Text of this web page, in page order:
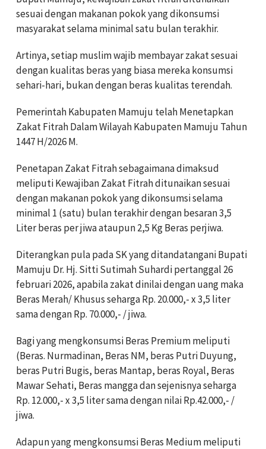
sesuai dengan makanan pokok yang dikonsumsi
masyarakat selama minimal satu bulan terakhir.
Artinya, setiap muslim wajib membayar zakat sesuai
dengan kualitas beras yang biasa mereka konsumsi
sehari-hari, bukan dengan beras kualitas terendah.
Pemerintah Kabupaten Mamuju telah Menetapkan
Zakat Fitrah Dalam Wilayah Kabupaten Mamuju Tahun
1447 H/2026 M.
Penetapan Zakat Fitrah sebagaimana dimaksud
meliputi Kewajiban Zakat Fitrah ditunaikan sesuai
dengan makanan pokok yang dikonsumsi selama
minimal 1 (satu) bulan terakhir dengan besaran 3,5
Liter beras per jiwa ataupun 2,5 Kg Beras perjiwa.
Diterangkan pula pada SK yang ditandatangani Bupati
Mamuju Dr. Hj. Sitti Sutimah Suhardi pertanggal 26
februari 2026, apabila zakat dinilai dengan uang maka
Beras Merah/ Khusus seharga Rp. 20.000,- x 3,5 liter
sama dengan Rp. 70.000,- / jiwa.
Bagi yang mengkonsumsi Beras Premium meliputi
(Beras. Nurmadinan, Beras NM, beras Putri Duyung,
beras Putri Bugis, beras Mantap, beras Royal, Beras
Mawar Sehati, Beras mangga dan sejenisnya seharga
Rp. 12.000,- x 3,5 liter sama dengan nilai Rp.42.000,- /
jiwa.
Adapun yang mengkonsumsi Beras Medium meliputi